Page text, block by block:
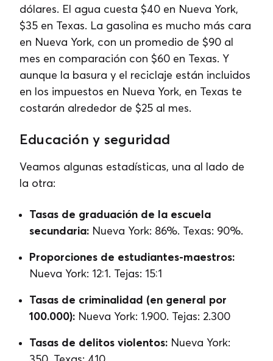
dólares. El agua cuesta $40 en Nueva York,
$35 en Texas. La gasolina es mucho más cara
en Nueva York, con un promedio de $90 al
mes en comparación con $60 en Texas. Y
aunque la basura y el reciclaje están incluidos
en los impuestos en Nueva York, en Texas te
costarán alrededor de $25 al mes.
Educación y seguridad
Veamos algunas estadísticas, una al lado de
la otra:
Tasas de graduación de la escuela
secundaria: Nueva York: 86%. Texas: 90%.
Proporciones de estudiantes-maestros:
Nueva York: 12:1. Tejas: 15:1
Tasas de criminalidad (en general por
100.000): Nueva York: 1.900. Tejas: 2.300
Tasas de delitos violentos: Nueva York: